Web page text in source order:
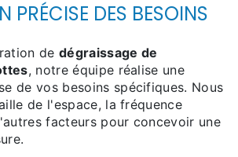
PRÉCISE DES BESOINS
de dégraissage de
, notre équipe réalise une
de vos besoins spécifiques. Nous
de l'espace, la fréquence
facteurs pour concevoir une